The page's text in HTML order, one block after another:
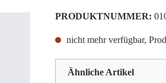
PRODUKTNUMMER:
nicht mehr verfügbar,
Ähnliche Artikel